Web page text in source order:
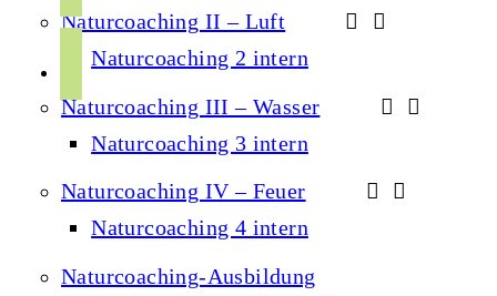
Naturcoaching II – Luft
Naturcoaching 2 intern
Naturcoaching III – Wasser
Naturcoaching 3 intern
Naturcoaching IV – Feuer
Naturcoaching 4 intern
Naturcoaching-Ausbildung
k
g
a
u
b
o
f